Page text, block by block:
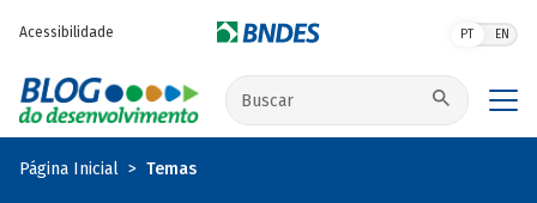
Acessibilidade PT EN
Buscar no site
Página Inicial Temas